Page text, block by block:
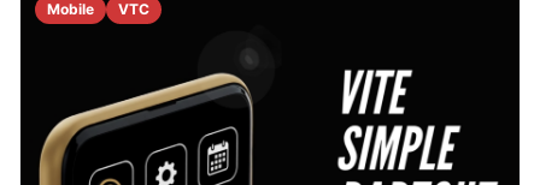
Mobile VTC